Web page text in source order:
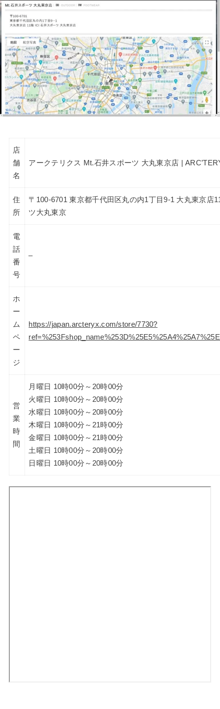
店
舗
名
アークテリクス Mt.石井スポーツ 大丸東京店 |
住
所
〒100-6701 東京都千代田区丸の内1丁目9-1 大丸東京店
ツ大丸東京
電
話
番
号
–
ホ
ー
ム
ペ
ー
ジ
https://japan.arcteryx.com/store/7730?
営
業
時
間
月曜日 10時00分～20時00分
火曜日 10時00分～20時00分
水曜日 10時00分～20時00分
木曜日 10時00分～21時00分
金曜日 10時00分～21時00分
土曜日 10時00分～20時00分
日曜日 10時00分～20時00分